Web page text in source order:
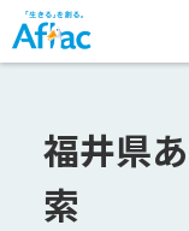
福井県
索